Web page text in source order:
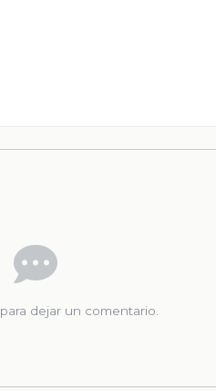
para dejar un comentario.